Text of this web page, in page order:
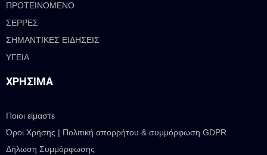
ΠΡΟΤΕΙΝΟΜΕΝΟ
ΣΕΡΡΕΣ
ΣΗΜΑΝΤΙΚΕΣ ΕΙΔΗΣΕΙΣ
ΥΓΕΙΑ
ΧΡΉΣΙΜΑ
Ποιοι είμαστε
Όροι Χρήσης | Πολιτική απορρήτου & συμμόρφωση GDPR
Δήλωση Συμμόρφωσης